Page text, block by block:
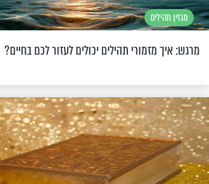
מגזין תהילים
מרגש: איך מזמורי תהילים יכולים לעזור לכם בחיים?